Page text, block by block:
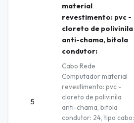
5
material
revestimento: pvc -
cloreto de polivinila
anti-chama, bitola
condutor:
Cabo Rede
Computador material
revestimento: pvc -
cloreto de polivinila
anti-chama, bitola
condutor: 24, tipo cabo: